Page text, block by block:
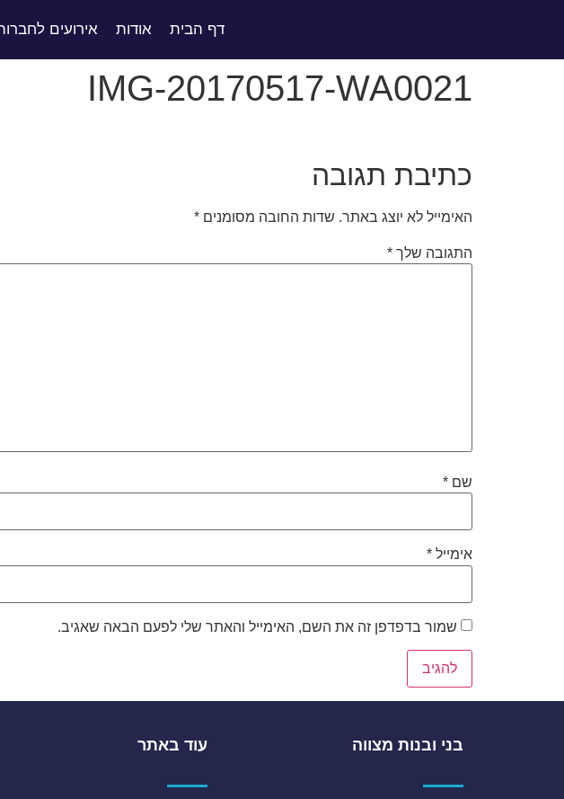
דף הבית אודות אירועים
IMG-20170517-WA0021
כתיבת תגובה
האימייל לא יוצג באתר. שדות החובה מסומנים *
התגובה שלך *
שם *
אימייל *
שמור בדפדפן זה את השם, האימייל והאתר שלי לפעם הבאה שאגיב.
בני ובנות מצווה עוד באתר